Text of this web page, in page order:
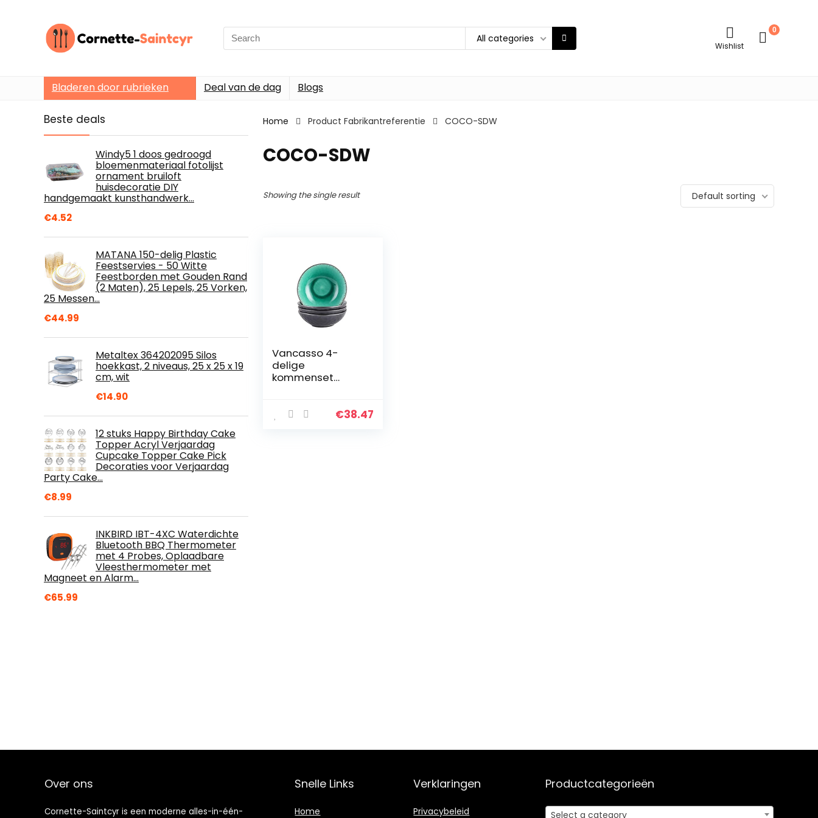
Search
for:
All categories
Wishlist
0
Bladeren door rubrieken Deal van de dag Blogs
Beste deals
Windy5 1 doos gedroogd
bloemenmateriaal fotolijst
ornament bruiloft
huisdecoratie DIY
handgemaakt kunsthandwerk…
€4.52
MATANA 150-delig Plastic
Feestservies - 50 Witte
Feestborden met Gouden Rand
(2 Maten), 25 Lepels, 25 Vorken,
25 Messen…
€44.99
Metaltex 364202095 Silos
hoekkast, 2 niveaus, 25 x 25 x 19
cm, wit
€14.90
12 stuks Happy Birthday Cake
Topper Acryl Verjaardag
Cupcake Topper Cake Pick
Decoraties voor Verjaardag
Party Cake…
€8.99
INKBIRD IBT-4XC Waterdichte
Bluetooth BBQ Thermometer
met 4 Probes, Oplaadbare
Vleesthermometer met
Magneet en Alarm…
€65.99
Home Product Fabrikantreferentie COCO-SDW
COCO-SDW
Showing the single result Default sorting
Vancasso 4-
delige
kommenset
Raku glazuur€38.47
Over ons
Cornette-Saintcyr is een moderne alles-in-één-
Snelle Links
Home
Verklaringen
Privacybeleid
Productcategorieën
Select a category